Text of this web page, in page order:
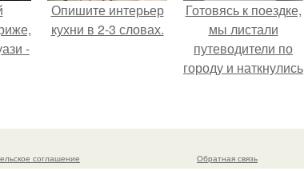
-
Опишите интерьер
кухни в 2-3 словах.
Готовясь к поездке,
мы листали
путеводители по
городу и наткнулись
соглашение Обратная связь